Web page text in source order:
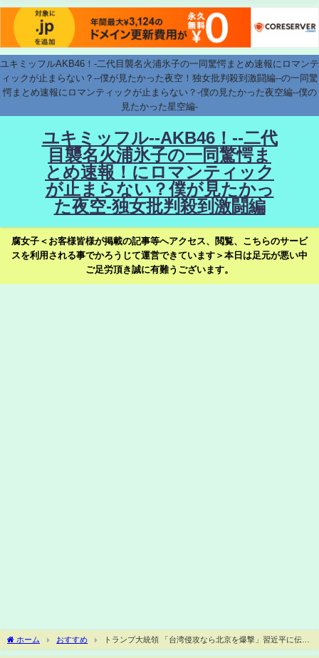
ユキミッフルAKB46！-二代目襲名火浦氷子の一同驚愕まとめ速報にロマンテ
ィックが止まらない？--僕が見たかった夜空！独女批判殺到激闘編--の一同驚
愕まとめ速報にロマンティックが止まらない？-僕の見たかった夜空編--僕の
見たかった星空編-
ユキミッフル--AKB46！--二代
目襲名火浦氷子の一同驚愕ま
とめ速報！にロマンティック
が止まらない？僕が見たかっ
た夜空-独女批判殺到激闘編
腐女子＜お客様皆様が掲載の記事等へアクセス、閲覧、こちらのサービ
スを利用される事でかろうじて運営できています＞本日は足元が悪い中
ご足労頂き誠に有難うございます。
ホーム おすすめ
トランプ大統領 「台湾侵攻なら北京を爆撃」習近平に伝え
る